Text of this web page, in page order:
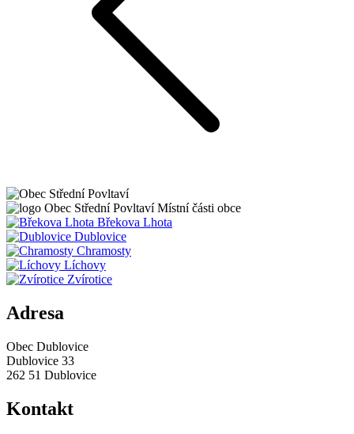
Obec Střední PovltavíMístní části obce
Břekova Lhota
Dublovice
Chramosty
Líchovy
Zvírotice
Adresa
Obec Dublovice
Dublovice 33
262 51 Dublovice
Kontakt